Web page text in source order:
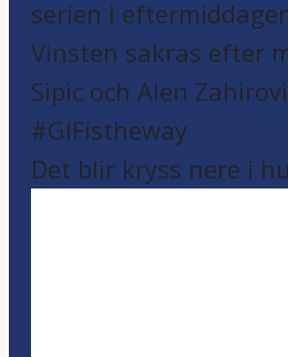
Det blir kryss nere i